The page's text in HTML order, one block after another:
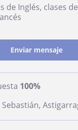
de Inglés, clases
Enviar mensaje
100%